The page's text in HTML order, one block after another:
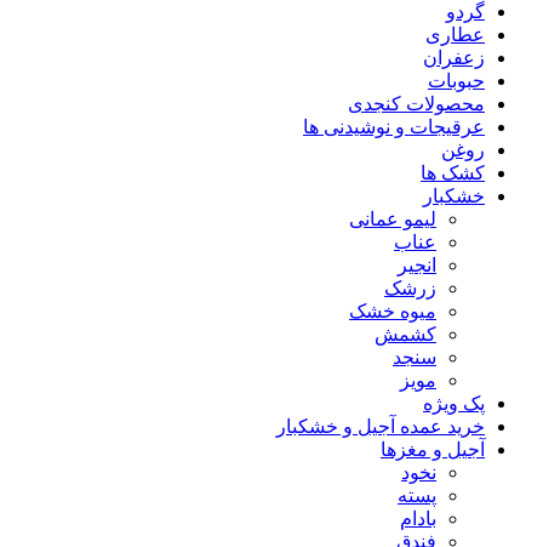
گردو
عطاری
زعفران
حبوبات
محصولات کنجدی
عرقیجات و نوشیدنی ها
روغن
کشک ها
خشکبار
لیمو عمانی
عناب
انجیر
زرشک
میوه خشک
کشمش
سنجد
مویز
پک ویژه
خرید عمده آجیل و خشکبار
آجیل و مغزها
نخود
پسته
بادام
فندق